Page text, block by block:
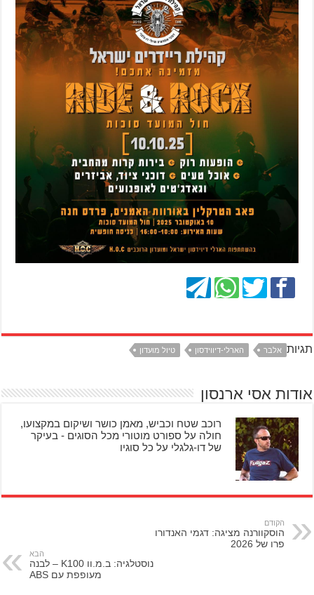
תגיות אלבר הארלי-דיווידסון טיול מועדון
אודות אסי ארנסון
רוכב שטח וכביש, מאמן כושר ושיקום במקצועו,
חולה על ספורט מוטורי מכל הסוגים - בעיקר
של דו-גלגלי על כל סוגיו
הקודם
הוסקוורנה מציגה: דגמי האנדורו
פרו של 2026
הבא
נוסטלגיה: ב.מ.וו K100 – לבנה
מעופפת עם ABS